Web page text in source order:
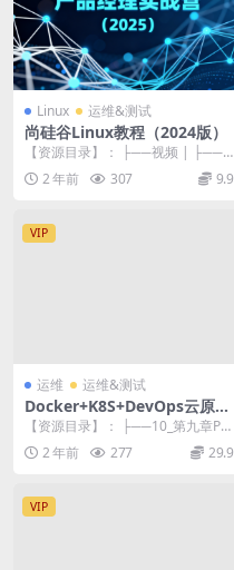
Linux 运维&测试
尚硅谷Linux教程（2024版）
【资源目录】： ├──视频 | ├──0
1_Linux课程介绍.mp4 89.8...
2 年前 307 9.9
VIP
运维 运维&测试
Docker+K8S+DevOps云原生
微服务架构师-基于Rocky8+k
8s126版本
【资源目录】： ├──10_第九章Po
d高级实战-亲和性反亲和性-污点和
容忍度 ...
2 年前 277 29.9
VIP